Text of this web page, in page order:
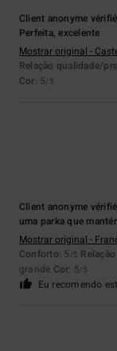
Client anonyme vérifié
Perfeita, excelente
Mostrar original -
Relação qualidade/
Cor: 5/5
Client anonyme vérifié
uma parka que
Mostrar original -
Conforto: 5 /5
grande Cor: 5/5
Eu recomendo